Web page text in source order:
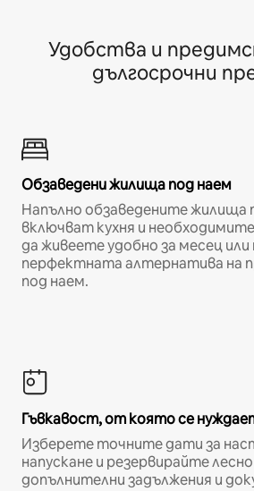
Удобства и
дългосрочни
Обзаведени жилища под наем
Напълно обзаведените жилища
включват кухня и
да живеете удобно за месец или
перфектната алтернатива на
под наем.
Гъвкавост, от която се
Изберете точните дати за
напускане и резервирайте
допълнителни задължения и